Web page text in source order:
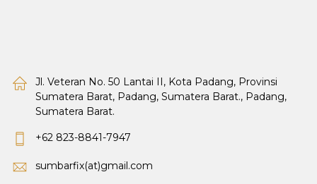
Jl. Veteran No. 50 Lantai II, Kota Padang, Provinsi
Sumatera Barat, Padang, Sumatera Barat., Padang,
Sumatera Barat.
+62 823-8841-7947
sumbarfix(at)gmail.com